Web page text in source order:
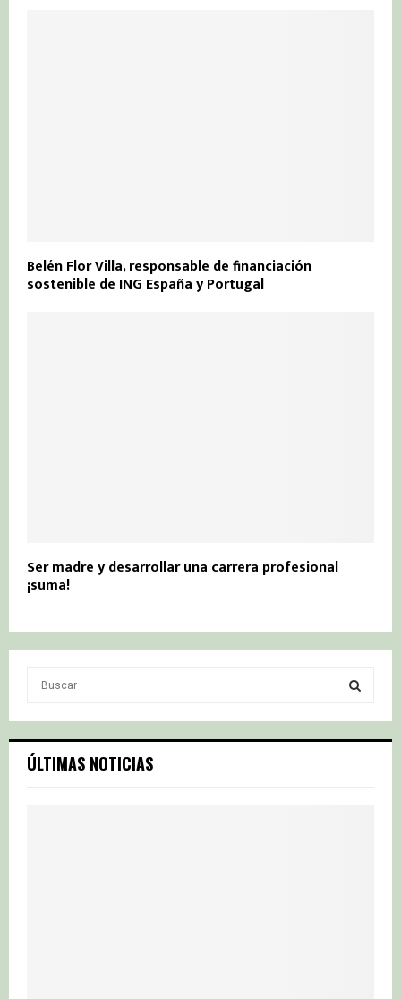
Belén Flor Villa, responsable de financiación
sostenible de ING España y Portugal
Ser madre y desarrollar una carrera profesional
¡suma!
c
h
S
ÚLTIMAS NOTICIAS